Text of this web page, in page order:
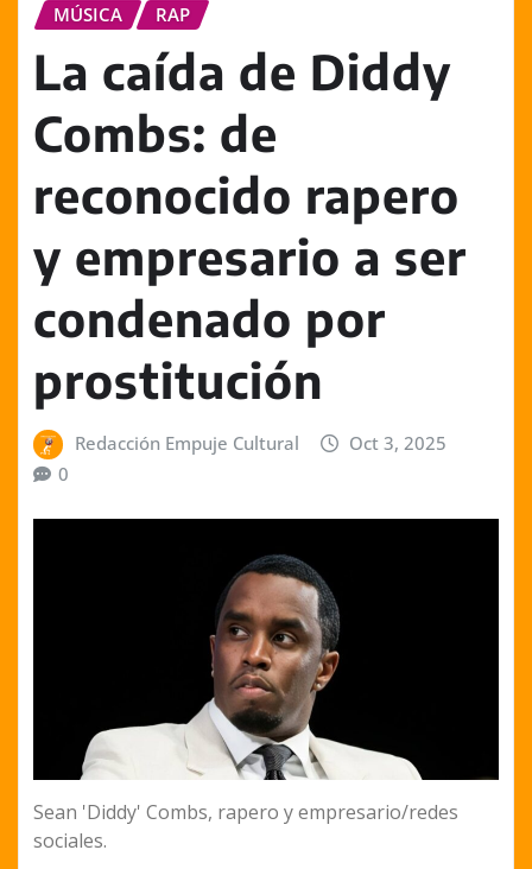
MÚSICA RAP
La caída de Diddy
Combs: de
reconocido rapero
y empresario a ser
condenado por
prostitución
Redacción Empuje Cultural
Oct 3, 2025
0
Sean 'Diddy' Combs, rapero y empresario/redes
sociales.